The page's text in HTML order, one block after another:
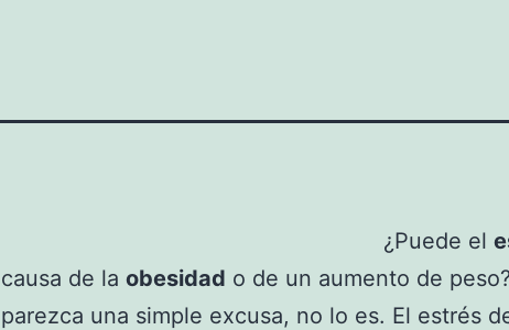
¿Puede el
causa de la obesidad o de un aumento de
parezca una simple excusa, no lo es. El estrés